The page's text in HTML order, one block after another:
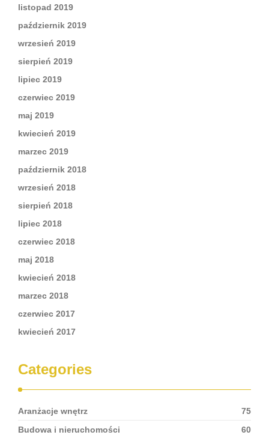
listopad 2019
październik 2019
wrzesień 2019
sierpień 2019
lipiec 2019
czerwiec 2019
maj 2019
kwiecień 2019
marzec 2019
październik 2018
wrzesień 2018
sierpień 2018
lipiec 2018
czerwiec 2018
maj 2018
kwiecień 2018
marzec 2018
czerwiec 2017
kwiecień 2017
Categories
Aranżacje wnętrz
75
Budowa i nieruchomości
60